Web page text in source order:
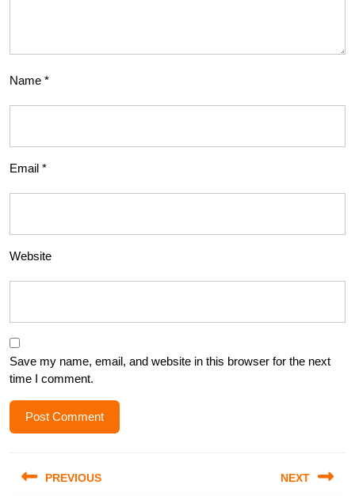
Name *
Email *
Website
Save my name, email, and website in this browser for the next
time I comment.
navigation
PREVIOUS NEXT